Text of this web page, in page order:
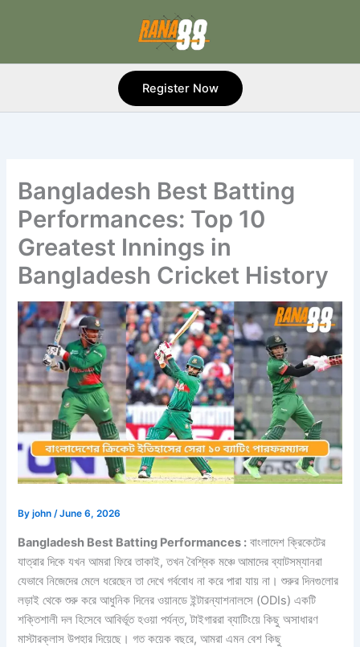
Register Now
Bangladesh Best Batting
Performances: Top 10
Greatest Innings in
Bangladesh Cricket History
Byjohn/June 6, 2026
Bangladesh Best Batting Performances : বাংলাদেশ ক্রিকেটের
যাত্রার দিকে যখন আমরা ফিরে তাকাই, তখন বৈশ্বিক মঞ্চে আমাদের ব্যাটসম্যানরা
যেভাবে নিজেদের মেলে ধরেছেন তা দেখে গর্ববোধ না করে পারা যায় না। শুরুর দিনগুলোর
লড়াই থেকে শুরু করে আধুনিক দিনের ওয়ানডে ইন্টারন্যাশনালসে (ODIs) একটি
শক্তিশালী দল হিসেবে আবির্ভূত হওয়া পর্যন্ত, টাইগাররা ব্যাটিংয়ে কিছু অসাধারণ
মাস্টারক্লাস উপহার দিয়েছে। গত কয়েক বছরে, আমরা এমন বেশ কিছু